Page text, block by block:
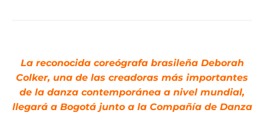
La reconocida coreógrafa brasileña Deborah
Colker, una de las creadoras más importantes
de la danza contemporánea a nivel mundial,
llegará a Bogotá junto a la Compañía de Danza